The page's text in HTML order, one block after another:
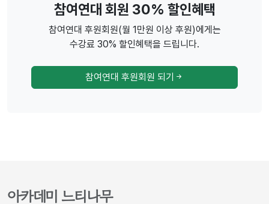
참여연대 회원 30% 할인혜택
참여연대 후원회원(월 1만원 이상 후원)에게는
수강료 30% 할인혜택을 드립니다.
참여연대 후원회원 되기
아카데미 느티나무